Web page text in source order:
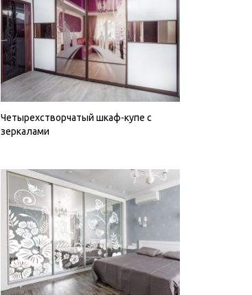
Четырехстворчатый шкаф-купе с
зеркалами